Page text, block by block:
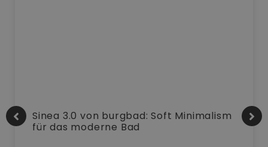
Sinea 3.0 von burgbad: Soft Minimalism
für das moderne Bad